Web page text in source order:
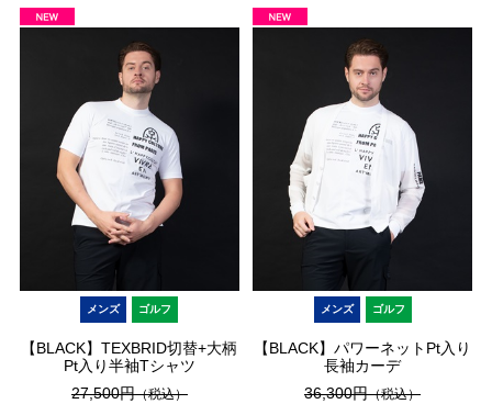
メンズ ゴルフ
【BLACK】TEXBRID切替+大柄
Pt入り半袖Tシャツ
27,500円（税込）
メンズ ゴルフ
【BLACK】パワーネットPt入り
長袖カーデ
36,300円（税込）